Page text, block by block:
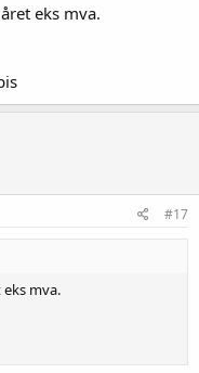
eks mva.
#17
mva.